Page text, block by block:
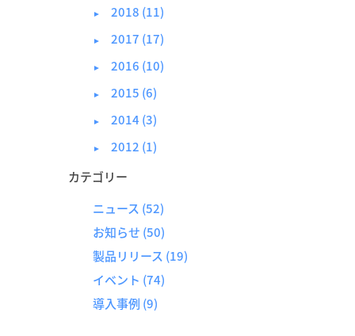
► 2018 (11)
► 2017 (17)
► 2016 (10)
► 2015 (6)
► 2014 (3)
► 2012 (1)
カテゴリー
ニュース (52)
お知らせ (50)
製品リリース (19)
イベント (74)
導入事例 (9)